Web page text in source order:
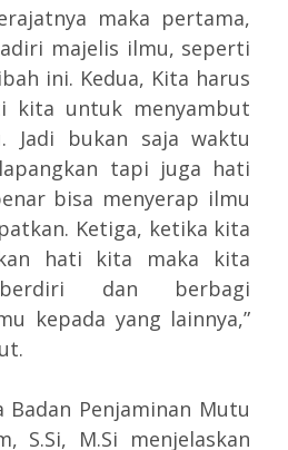
maka pertama,
majelis ilmu, seperti
ini. Kedua, Kita harus
kita untuk menyambut
Jadi bukan saja waktu
tapi juga hati
bisa menyerap ilmu
Ketiga, ketika kita
hati kita maka kita
dan berbagi
kepada yang lainnya,”
Badan Penjaminan Mutu
S.Si, M.Si menjelaskan